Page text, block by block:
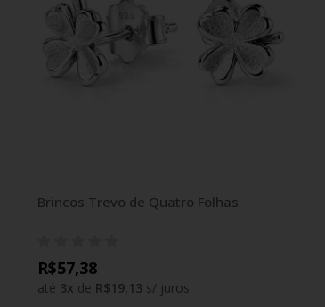
Brincos Trevo de Quatro Folhas
R$57,38
até 3x de R$19,13 s/ juros